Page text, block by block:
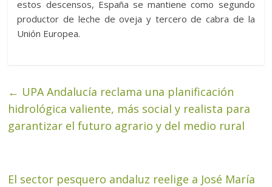
estos descensos, España se mantiene como segundo
productor de leche de oveja y tercero de cabra de la
Unión Europea.
← UPA Andalucía reclama una planificación
hidrológica valiente, más social y realista para
garantizar el futuro agrario y del medio rural
El sector pesquero andaluz reelige a José María